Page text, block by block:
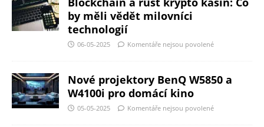
by měli vědět milovníci
technologií
06-05-2025 Komentáře nejsou povolené
Nové projektory BenQ W5850 a
W4100i pro domácí kino
05-05-2025 Komentáře nejsou povolené